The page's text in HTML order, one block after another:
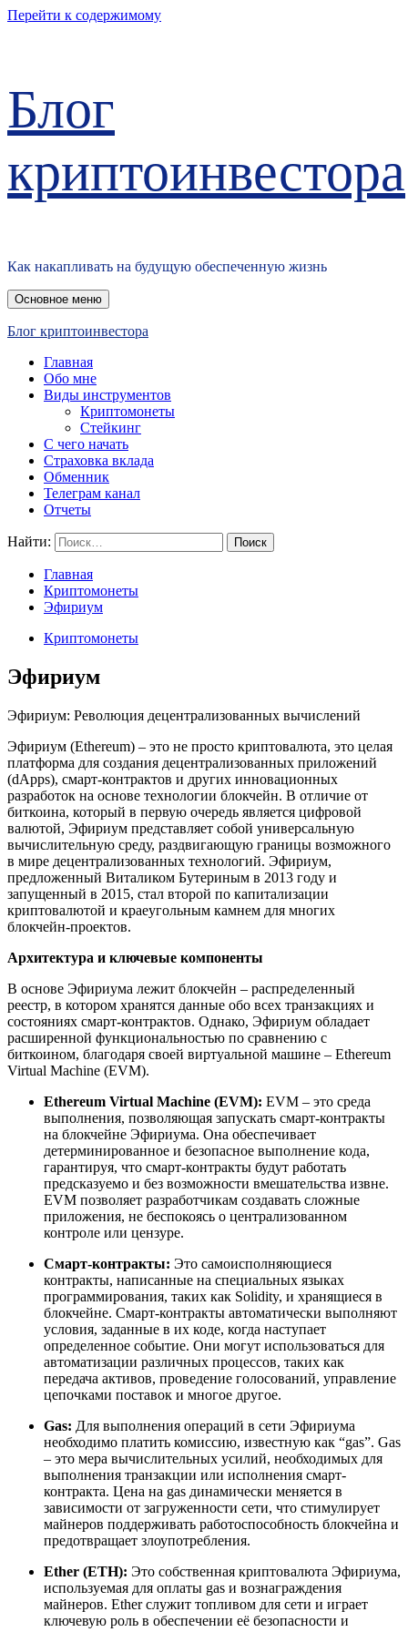
Перейти к содержимому
Блог
криптоинвестора
Как накапливать на будущую обеспеченную жизнь
Основное меню
Блог криптоинвестора
Главная
Обо мне
Виды инструментов
Криптомонеты
Стейкинг
С чего начать
Страховка вклада
Обменник
Телеграм канал
Отчеты
Найти:
Главная
Криптомонеты
Эфириум
Криптомонеты
Эфириум
Эфириум: Революция децентрализованных вычислений
Эфириум (Ethereum) – это не просто криптовалюта, это целая
платформа для создания децентрализованных приложений
(dApps), смарт-контрактов и других инновационных
разработок на основе технологии блокчейн. В отличие от
биткоина, который в первую очередь является цифровой
валютой, Эфириум представляет собой универсальную
вычислительную среду, раздвигающую границы возможного
в мире децентрализованных технологий. Эфириум,
предложенный Виталиком Бутериным в 2013 году и
запущенный в 2015, стал второй по капитализации
криптовалютой и краеугольным камнем для многих
блокчейн-проектов.
Архитектура и ключевые компоненты
В основе Эфириума лежит блокчейн – распределенный
реестр, в котором хранятся данные обо всех транзакциях и
состояниях смарт-контрактов. Однако, Эфириум обладает
расширенной функциональностью по сравнению с
биткоином, благодаря своей виртуальной машине – Ethereum
Virtual Machine (EVM).
Ethereum Virtual Machine (EVM): EVM – это среда
выполнения, позволяющая запускать смарт-контракты
на блокчейне Эфириума. Она обеспечивает
детерминированное и безопасное выполнение кода,
гарантируя, что смарт-контракты будут работать
предсказуемо и без возможности вмешательства извне.
EVM позволяет разработчикам создавать сложные
приложения, не беспокоясь о централизованном
контроле или цензуре.
Смарт-контракты: Это самоисполняющиеся
контракты, написанные на специальных языках
программирования, таких как Solidity, и хранящиеся в
блокчейне. Смарт-контракты автоматически выполняют
условия, заданные в их коде, когда наступает
определенное событие. Они могут использоваться для
автоматизации различных процессов, таких как
передача активов, проведение голосований, управление
цепочками поставок и многое другое.
Gas: Для выполнения операций в сети Эфириума
необходимо платить комиссию, известную как “gas”. Gas
– это мера вычислительных усилий, необходимых для
выполнения транзакции или исполнения смарт-
контракта. Цена на gas динамически меняется в
зависимости от загруженности сети, что стимулирует
майнеров поддерживать работоспособность блокчейна и
предотвращает злоупотребления.
Ether (ETH): Это собственная криптовалюта Эфириума,
используемая для оплаты gas и вознаграждения
майнеров. Ether служит топливом для сети и играет
ключевую роль в обеспечении её безопасности и